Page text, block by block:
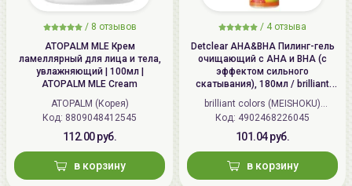
/ 8 отзывов
ATOPALM MLE Крем
ламеллярный для лица и тела,
увлажняющий | 100мл |
ATOPALM MLE Cream
ATOPALM (Корея)
Код: 8809048412545
112.00 руб.
в корзину
/ 4 отзыва
Detclear AHA&BHA Пилинг-гель
очищающий с AHA и BHA (с
эффектом сильного
скатывания), 180мл / brilliant
colors (MEISHOKU) Detclear
Bright&Peel AHA&BHA Fruits
Peeling Jelly
brilliant colors (MEISHOKU)
(Япония)
Код: 4902468226045
101.04 руб.
в корзину